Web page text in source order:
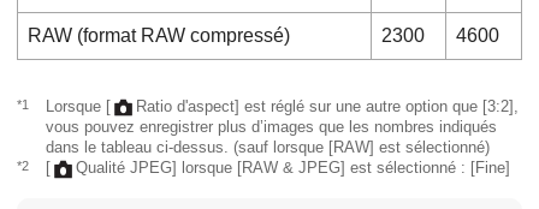
RAW (format RAW compressé) 2300 4600
*1 Lorsque [ Ratio d'aspect] est réglé sur une autre option que [3:2] ,
vous pouvez enregistrer plus d’images que les nombres indiqués
dans le tableau ci-dessus. (sauf lorsque [RAW] est sélectionné)
*2 [ Qualité JPEG] lorsque [RAW & JPEG] est sélectionné : [Fine]